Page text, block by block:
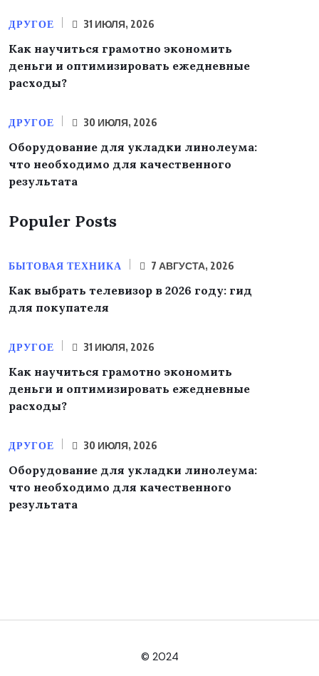
ДРУГОЕ 31 ИЮЛЯ, 2026
Как научиться грамотно экономить
деньги и оптимизировать ежедневные
расходы?
ДРУГОЕ 30 ИЮЛЯ, 2026
Оборудование для укладки линолеума:
что необходимо для качественного
результата
Populer Posts
БЫТОВАЯ ТЕХНИКА 7 АВГУСТА, 2026
Как выбрать телевизор в 2026 году: гид
для покупателя
ДРУГОЕ 31 ИЮЛЯ, 2026
Как научиться грамотно экономить
деньги и оптимизировать ежедневные
расходы?
ДРУГОЕ 30 ИЮЛЯ, 2026
Оборудование для укладки линолеума:
что необходимо для качественного
результата
© 2024